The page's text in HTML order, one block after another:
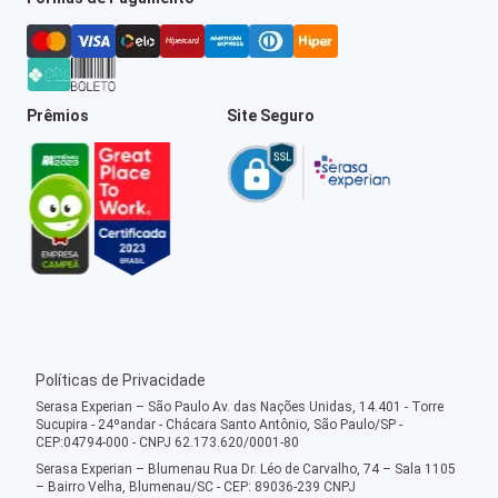
Prêmios Site Seguro
Políticas de Privacidade
Serasa Experian – São Paulo Av. das Nações Unidas, 14.401 - Torre
Sucupira - 24ºandar - Chácara Santo Antônio, São Paulo/SP -
CEP:04794-000 - CNPJ 62.173.620/0001-80
Serasa Experian – Blumenau Rua Dr. Léo de Carvalho, 74 – Sala 1105
– Bairro Velha, Blumenau/SC - CEP: 89036-239 CNPJ